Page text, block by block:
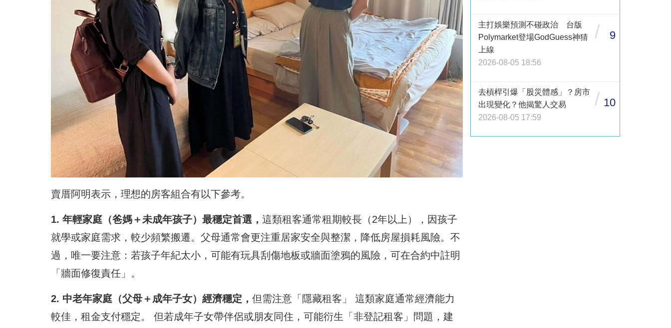
賣厝阿明表示，理想的房客組合有以下參考。
1. 年輕家庭（爸媽＋未成年孩子）最穩定首選， 這類租客通常租期較長（2年以上），因孩子
就學或家庭需求，較少頻繁搬遷。父母通常會更注重居家安全與整潔，降低房屋損耗風險。不
過，唯一要注意：若孩子年紀太小，可能有玩具刮傷地板或牆面塗鴉的風險，可在合約中註明
「牆面修復責任」。
2. 中老年家庭（父母＋成年子女）經濟穩定， 但需注意「隱藏租客」 這類家庭通常經濟能力
較佳，租金支付穩定。 但若成年子女帶伴侶或朋友同住，可能衍生「非登記租客」問題，建
主打娛樂預測不碰政治 台版
Polymarket登場GodGuess神猜
上線
2026-08-05 18:56
/ 9
去槓桿引爆「股災體感」？房市
出現變化？他揭驚人交易
2026-08-05 17:59
/ 10